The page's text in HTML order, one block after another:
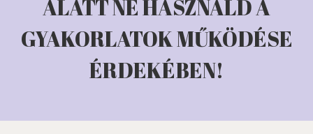
ALATT NE HASZNÁLD A
GYAKORLATOK MŰKÖDÉSE
ÉRDEKÉBEN!